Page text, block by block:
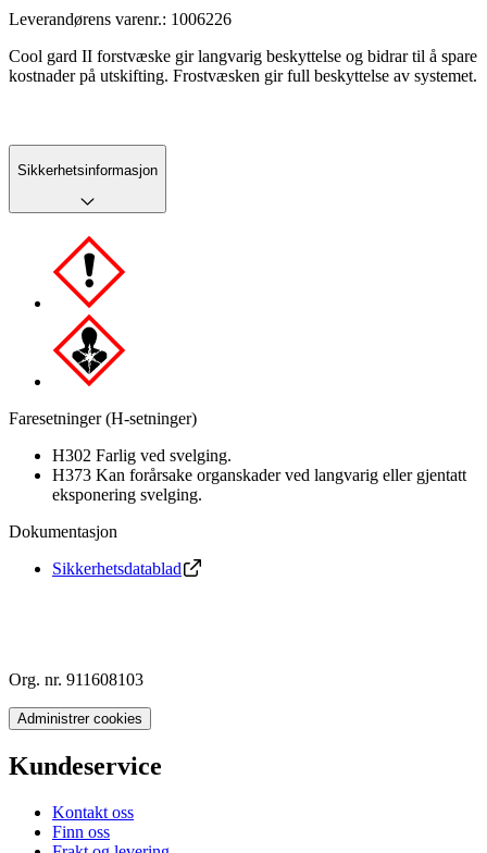
Leverandørens varenr.: 1006226
Cool gard II forstvæske gir langvarig beskyttelse og bidrar til å spare
kostnader på utskifting. Frostvæsken gir full beskyttelse av systemet.
Sikkerhetsinformasjon
Faresetninger (H-setninger)
H302 Farlig ved svelging.
H373 Kan forårsake organskader ved langvarig eller gjentatt
eksponering svelging.
Dokumentasjon
Sikkerhetsdatablad
Org. nr. 911608103
Administrer cookies
Kundeservice
Kontakt oss
Finn oss